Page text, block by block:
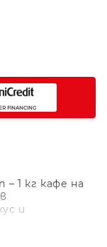
– 1 кг кафе на
и